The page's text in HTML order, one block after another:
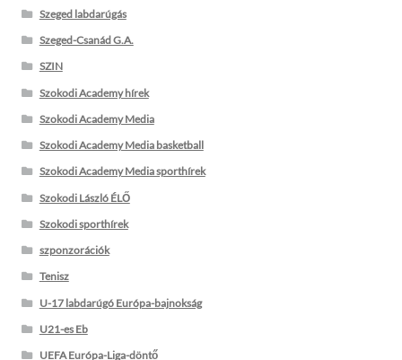
Szeged labdarúgás
Szeged-Csanád G.A.
SZIN
Szokodi Academy hírek
Szokodi Academy Media
Szokodi Academy Media basketball
Szokodi Academy Media sporthírek
Szokodi László ÉLŐ
Szokodi sporthírek
szponzorációk
Tenisz
U-17 labdarúgó Európa-bajnokság
U21-es Eb
UEFA Európa-Liga-döntő